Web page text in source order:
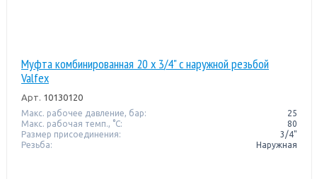
Муфта комбинированная 20 x 3/4" с наружной резьбой
Valfex
Арт. 10130120
Макс. рабочее давление, бар:
25
Макс. рабочая темп., °С:
80
Размер присоединения:
3/4"
Резьба:
Наружная